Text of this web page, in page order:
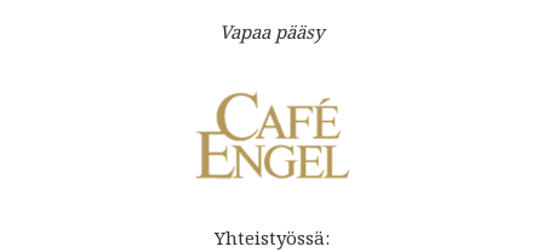
Vapaa pääsy
Yhteistyössä: